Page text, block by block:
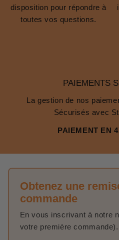
disposition pour répondre à
toutes vos questions.
PAIEMENTS
La gestion de nos
Sécurisés avec
PAIEMENT EN
Obtenez une
commande
En vous inscrivant à notre
votre première commande).